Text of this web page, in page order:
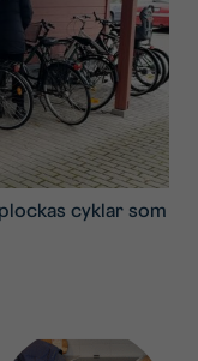
cyklar som